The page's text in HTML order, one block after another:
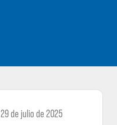
29 de julio de 2025